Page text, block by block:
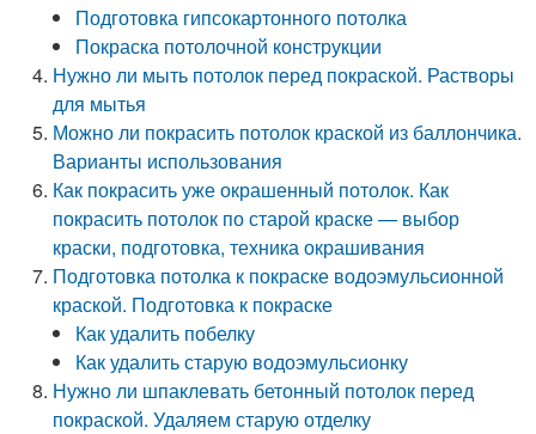
Подготовка гипсокартонного потолка
Покраска потолочной конструкции
Нужно ли мыть потолок перед покраской. Растворы
для мытья
Можно ли покрасить потолок краской из баллончика.
Варианты использования
Как покрасить уже окрашенный потолок. Как
покрасить потолок по старой краске — выбор
краски, подготовка, техника окрашивания
Подготовка потолка к покраске водоэмульсионной
краской. Подготовка к покраске
Как удалить побелку
Как удалить старую водоэмульсионку
Нужно ли шпаклевать бетонный потолок перед
покраской. Удаляем старую отделку